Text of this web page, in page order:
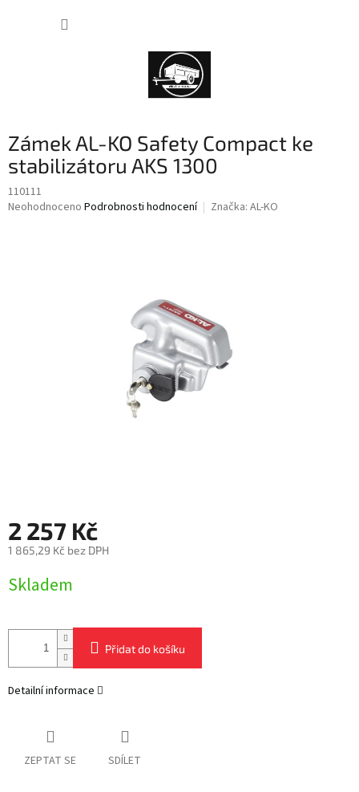
Zámek AL-KO Safety Compact ke
stabilizátoru AKS 1300
110111
Průměrné
Neohodnoceno Podrobnosti hodnocení Značka: AL-KO
2 257 Kč
1 865,29 Kč bez DPH
cena:
Skladem
Přidat do košíku
Detailní informace
ZEPTAT SE SDÍLET